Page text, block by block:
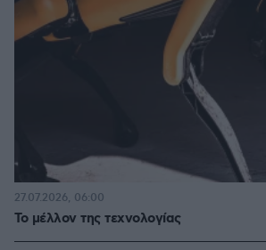
Το μέλλον της τεχνολογίας
27.07.2026, 06:00